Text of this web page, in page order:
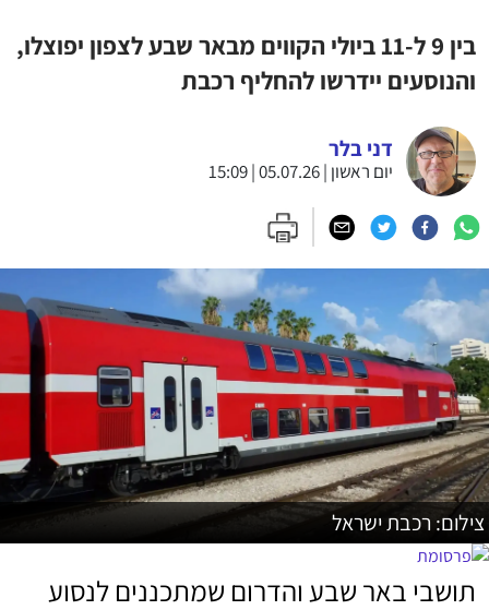
בין 9 ל-11 ביולי הקווים מבאר שבע לצפון יפוצלו,
והנוסעים יידרשו להחליף רכבת
דני בלר
יום ראשון | 05.07.26 | 15:09
צילום: רכבת ישראל
תושבי באר שבע והדרום שמתכננים לנסוע